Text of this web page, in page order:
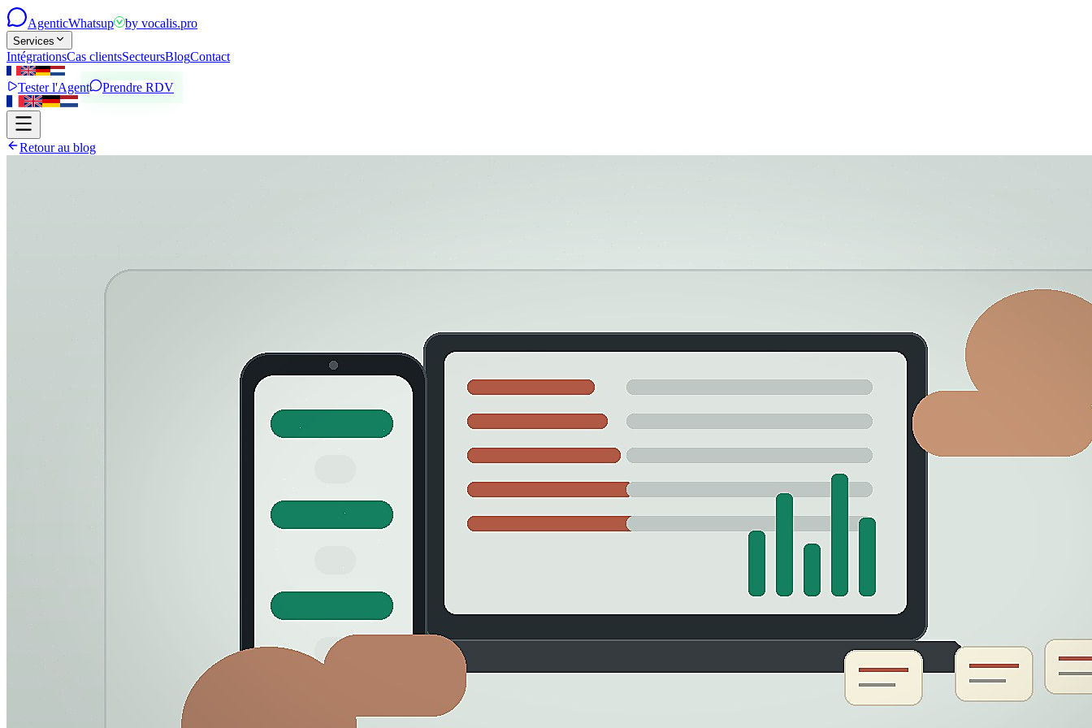
AgenticWhatsup by vocalis.pro
Services
IntégrationsCas clientsSecteursBlogContact
Tester l'Agent Prendre RDV
Retour au blog